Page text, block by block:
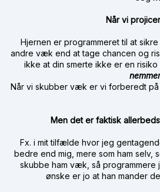
Når vi
Hjernen er programmeret til at
andre væk end at tage chancen og
ikke at din smerte ikke er en
Når vi skubber væk er vi forberedt
Men det er faktisk
Fx. i mit tilfælde hvor jeg
bedre end mig, mere som ham selv,
skubbe ham væk, så programmere
ønske er jo at han mander